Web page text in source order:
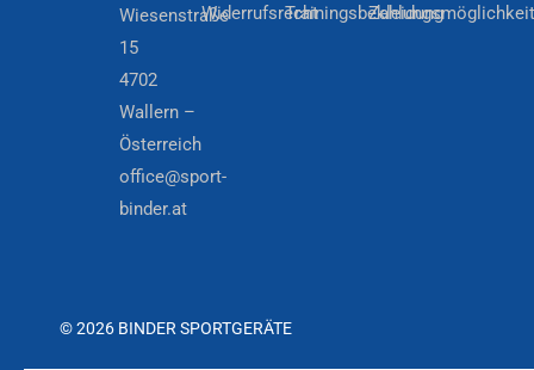
Wiesenstraße
15
4702
Wallern –
Österreich
office@sport-
binder.at
WiderrufsrechtTrainingsbekleidung
© 2026 BINDER SPORTGERÄTE